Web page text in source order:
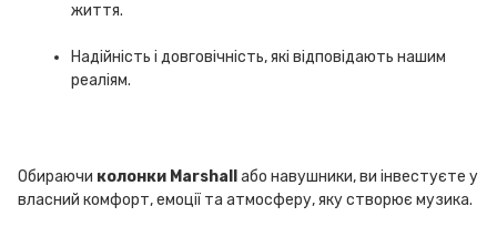
життя.
Надійність і довговічність, які відповідають нашим
реаліям.
Обираючи колонки Marshall
або навушники, ви інвестуєте у
власний комфорт, емоції та атмосферу, яку створює музика.